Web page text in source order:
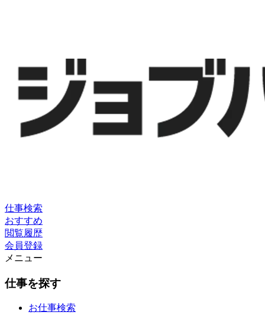
仕事検索
おすすめ
閲覧履歴
会員登録
メニュー
仕事を探す
お仕事検索